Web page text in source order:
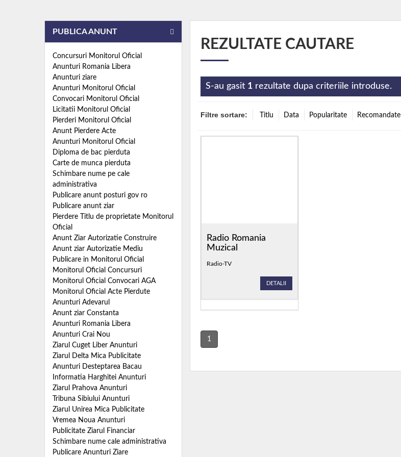
PUBLICA ANUNT
Concursuri Monitorul Oficial
Anunturi Romania Libera
Anunturi ziare
Anunturi Monitorul Oficial
Convocari Monitorul Oficial
Licitatii Monitorul Oficial
Pierderi Monitorul Oficial
Anunt Pierdere Acte
Anunturi Monitorul Oficial
Diploma de bac pierduta
Carte de munca pierduta
Schimbare nume pe cale
administrativa
Publicare anunt posturi gov ro
Publicare anunt ziar
Pierdere Titlu de proprietate Monitorul
Oficial
Anunt Ziar Autorizatie Construire
Anunt ziar Autorizatie Mediu
Publicare in Monitorul Oficial
Monitorul Oficial Concursuri
Monitorul Oficial Convocari AGA
Monitorul Oficial Acte Pierdute
Anunturi Adevarul
Anunt ziar Constanta
Anunturi Romania Libera
Anunturi Crai Nou
Ziarul Cuget Liber Anunturi
Ziarul Delta Mica Publicitate
Anunturi Desteptarea Bacau
Informatia Harghitei Anunturi
Ziarul Prahova Anunturi
Tribuna Sibiului Anunturi
Ziarul Unirea Mica Publicitate
Vremea Noua Anunturi
Publicitate Ziarul Financiar
Schimbare nume cale administrativa
Publicare Anunturi Ziare
REZULTATE CAUTARE
S-au gasit 1 rezultate dupa criteriile introduse.
Filtre sortare: Titlu Data Popularitate Recomandate
Radio Romania
Muzical
Radio-TV
DETALII
1